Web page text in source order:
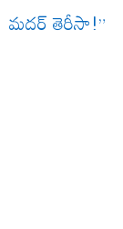
తెరీసా!”